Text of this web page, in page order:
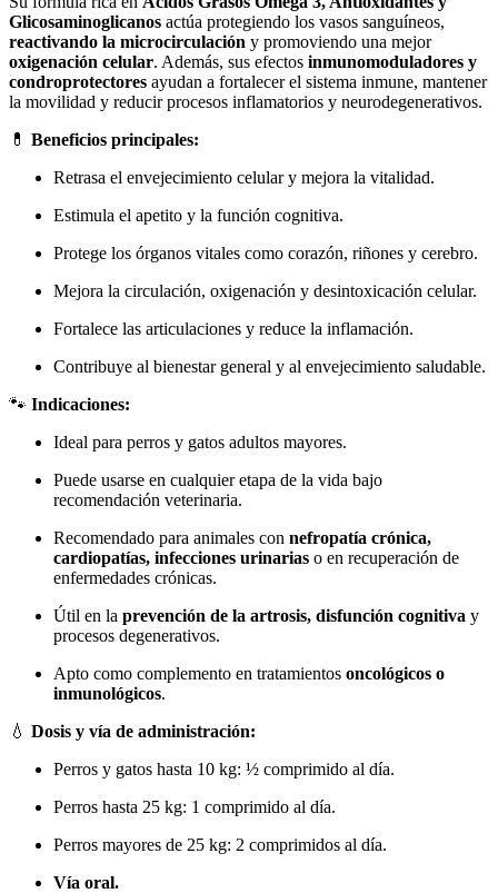
Glicosaminoglicanos actúa protegiendo los vasos sanguíneos,
reactivando la microcirculación y promoviendo una mejor
oxigenación celular. Además, sus efectos inmunomoduladores y
condroprotectores ayudan a fortalecer el sistema inmune, mantener
la movilidad y reducir procesos inflamatorios y neurodegenerativos.
💊 Beneficios principales:
Retrasa el envejecimiento celular y mejora la vitalidad.
Estimula el apetito y la función cognitiva.
Protege los órganos vitales como corazón, riñones y cerebro.
Mejora la circulación, oxigenación y desintoxicación celular.
Fortalece las articulaciones y reduce la inflamación.
Contribuye al bienestar general y al envejecimiento saludable.
🐾 Indicaciones:
Ideal para perros y gatos adultos mayores.
Puede usarse en cualquier etapa de la vida bajo
recomendación veterinaria.
Recomendado para animales con nefropatía crónica,
cardiopatías, infecciones urinarias o en recuperación de
enfermedades crónicas.
Útil en la prevención de la artrosis, disfunción cognitiva y
procesos degenerativos.
Apto como complemento en tratamientos oncológicos o
inmunológicos.
💧 Dosis y vía de administración:
Perros y gatos hasta 10 kg: ½ comprimido al día.
Perros hasta 25 kg: 1 comprimido al día.
Perros mayores de 25 kg: 2 comprimidos al día.
Vía oral.